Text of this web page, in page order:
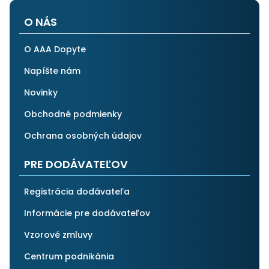
O NÁS
O AAA Dopyte
Napíšte nám
Novinky
Obchodné podmienky
Ochrana osobných údajov
PRE DODÁVATEĽOV
Registrácia dodávateľa
Informácie pre dodávateľov
Vzorové zmluvy
Centrum podnikánia